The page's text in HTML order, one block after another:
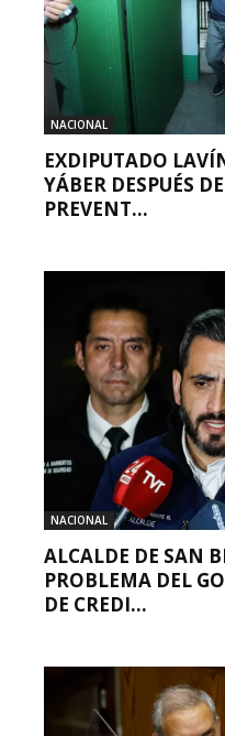
NACIONAL
EXDIPUTADO
YÁBER DESPUÉS
PREVENT...
NACIONAL
ALCALDE DE SAN
PROBLEMA DEL
DE CREDI...